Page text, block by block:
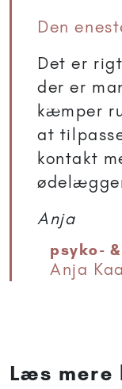
Den
Det er
der er
kæmper
at
kontakt
Anja
psyko-
Anja
Læs mere